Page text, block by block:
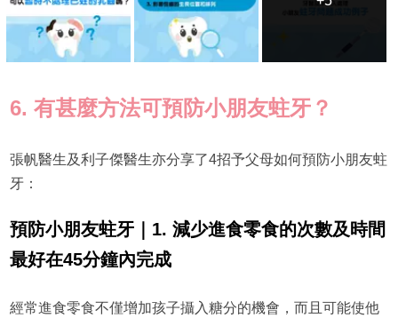
6. 有甚麼方法可預防小朋友蛀牙？
張帆醫生及利子傑醫生亦分享了4招予父母如何預防小朋友蛀
牙：
預防小朋友蛀牙｜1. 減少進食零食的次數及時間
最好在45分鐘內完成
經常進食零食不僅增加孩子攝入糖分的機會，而且可能使他